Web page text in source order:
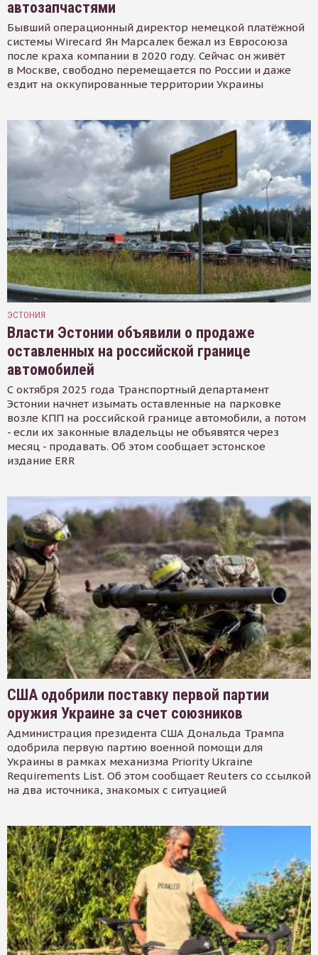
автозапчастями
Бывший операционный директор немецкой платёжной
системы Wirecard Ян Марсалек бежал из Евросоюза
после краха компании в 2020 году. Сейчас он живёт
в Москве, свободно перемещается по России и даже
ездит на оккупированные территории Украины
ЭСТОНИЯ
Власти Эстонии объявили о продаже
оставленных на российской границе
автомобилей
С октября 2025 года Транспортный департамент
Эстонии начнет изымать оставленные на парковке
возле КПП на российской границе автомобили, а потом
- если их законные владельцы не объявятся через
месяц - продавать. Об этом сообщает эстонское
издание ERR
США одобрили поставку первой партии
оружия Украине за счет союзников
Администрация президента США Дональда Трампа
одобрила первую партию военной помощи для
Украины в рамках механизма Priority Ukraine
Requirements List. Об этом сообщает Reuters со ссылкой
на два источника, знакомых с ситуацией